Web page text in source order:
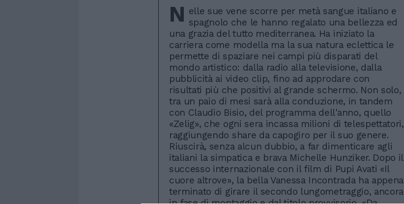
N elle sue vene scorre per metà sangue italiano e
spagnolo che le hanno regalato una bellezza ed
una grazia del tutto mediterranea. Ha iniziato la
carriera come modella ma la sua natura eclettica le
permette di spaziare nei campi più disparati del
mondo artistico: dalla radio alla televisione, dalla
pubblicità ai video clip, fino ad approdare con
risultati più che positivi al grande schermo. Non solo,
tra un paio di mesi sarà alla conduzione, in tandem
con Claudio Bisio, del programma dell'anno, quello
«Zelig», che ogni sera incassa milioni di telespettatori,
raggiungendo share da capogiro per il suo genere.
Riuscirà, senza alcun dubbio, a far dimenticare agli
italiani la simpatica e brava Michelle Hunziker. Dopo il
successo internazionale con il film di Pupi Avati «Il
cuore altrove», la bella Vanessa Incontrada ha appena
terminato di girare il secondo lungometraggio, ancora